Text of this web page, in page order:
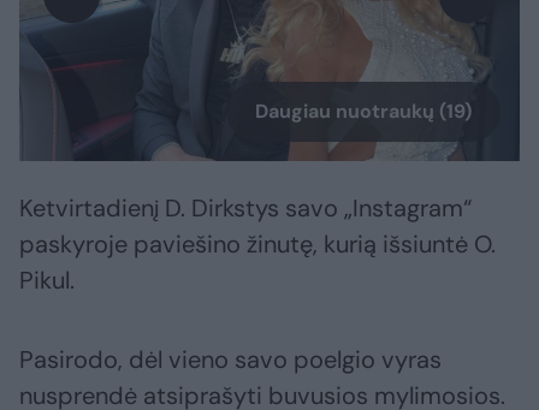
Daugiau nuotraukų (19)
Ketvirtadienį D. Dirkstys savo „Instagram“
paskyroje paviešino žinutę, kurią išsiuntė O.
Pikul.
Pasirodo, dėl vieno savo poelgio vyras
nusprendė atsiprašyti buvusios mylimosios.